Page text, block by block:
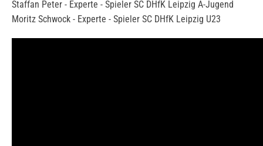
Staffan Peter - Experte - Spieler SC DHfK Leipzig A-Jugend
Moritz Schwock - Experte - Spieler SC DHfK Leipzig U23